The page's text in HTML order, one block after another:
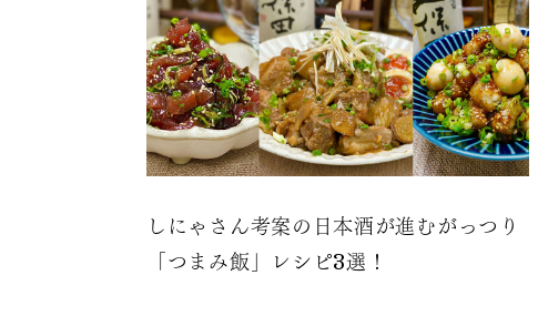
しにゃさん考案の日本酒が進むがっつり
「つまみ飯」レシピ3選！